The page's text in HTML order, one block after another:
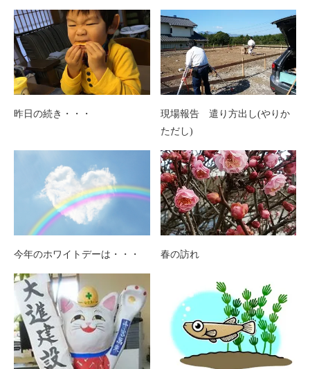
昨日の続き・・・
現場報告 遣り方出し(やりか
ただし)
今年のホワイトデーは・・・ 春の訪れ